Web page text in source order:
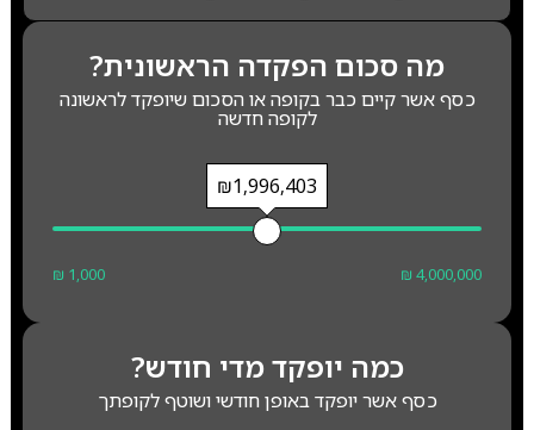
מה סכום הפקדה הראשונית?
כסף אשר קיים כבר בקופה או הסכום שיופקד לראשונה
לקופה חדשה
₪1,996,403
₪ 1,000 ₪ 4,000,000
כמה יופקד מדי חודש?
כסף אשר יופקד באופן חודשי ושוטף לקופתך